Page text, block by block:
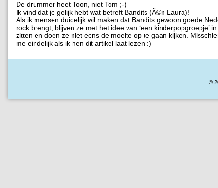
De drummer heet Toon, niet Tom ;-)
Ik vind dat je gelijk hebt wat betreft Bandits (Ã©n Laura)!
Als ik mensen duidelijk wil maken dat Bandits gewoon goede
rock brengt, blijven ze met het idee van ‘een kinderpopgroepje’
zitten en doen ze niet eens de moeite op te gaan kijken.
me eindelijk als ik hen dit artikel laat lezen :)
©